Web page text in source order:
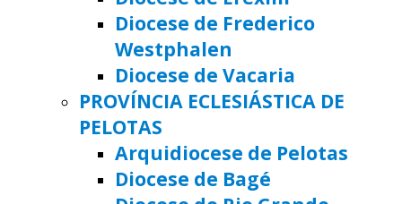
Diocese de Frederico
Westphalen
Diocese de Vacaria
PROVÍNCIA ECLESIÁSTICA DE
PELOTAS
Arquidiocese de Pelotas
Diocese de Bagé